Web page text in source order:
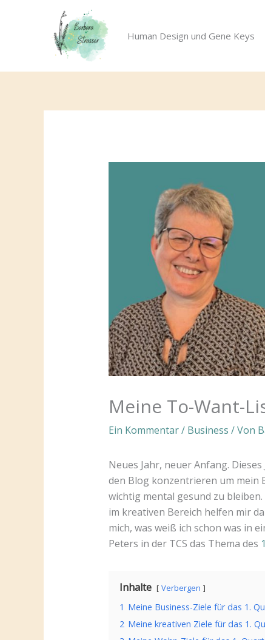
Human Design und Gene Keys
Meine To-Want-
Ein Kommentar/ Business / Von
Neues Jahr, neuer Anfang.
den Blog konzentrieren um mein
wichtig mental gesund zu
im kreativen Bereich helfen mir
mich, was weiß ich schon was in
Peters in der TCS das Thema des
Inhalte Verbergen
1 Meine Business-Ziele für das 1.
2 Meine kreativen Ziele für das 1.